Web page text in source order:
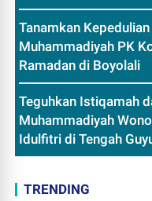
Tanamkan
Muhammadiyah PK
Ramadan di Boyolali
Teguhkan Istiqamah
Muhammadiyah
Idulfitri di Tengah
TRENDING